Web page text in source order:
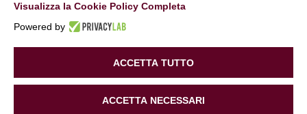
REA Modena 01/02/2005 N. 346879
Capitale sociale 20.000 Euro i.v.
Informative Privacy
Informativa navigatori sito internet– Condizioni Generali
Visualizza la Cookie Policy Completa
Powered by
ACCETTA TUTTO
ACCETTA NECESSARI